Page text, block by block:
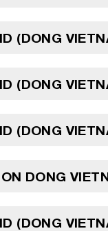
(DONG
(DONG
(DONG
DONG
(DONG